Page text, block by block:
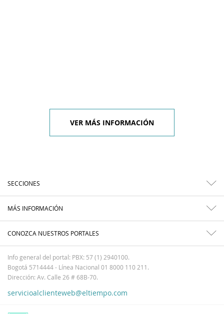
VER MÁS INFORMACIÓN
SECCIONES
MÁS INFORMACIÓN
CONOZCA NUESTROS PORTALES
Info general del portal: PBX: 57 (1) 2940100.
Bogotá 5714444 - Línea Nacional 01 8000 110 211.
Dirección: Av. Calle 26 # 68B-70.
servicioalclienteweb@eltiempo.com